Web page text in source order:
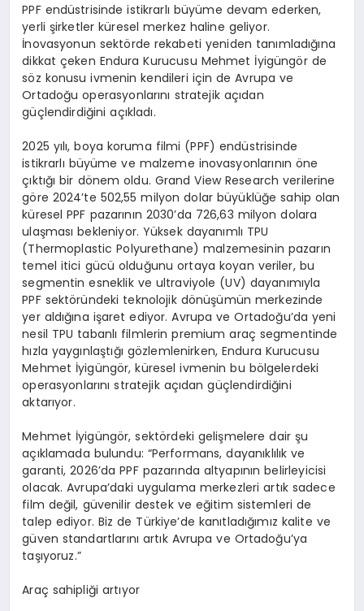
PPF endüstrisinde istikrarlı büyüme devam ederken,
yerli şirketler küresel merkez haline geliyor.
İnovasyonun sektörde rekabeti yeniden tanımladığına
dikkatçeken Endura Kurucusu Mehmet İyigüngör de
söz konusu ivmenin kendileri için de Avrupa ve
Ortadoğu operasyonlarını stratejik açıdan
güçlendirdiğini açıkladı.
2025 yılı, boya koruma filmi (PPF) endüstrisinde
istikrarlı büyüme ve malzeme inovasyonlarının öne
çıktığıbir dönem oldu. Grand View Research verilerine
göre 2024’te 502,55 milyon dolar büyüklüğe sahip olan
küresel PPF pazarının 2030’da 726,63 milyon dolara
ulaşmasıbekleniyor. Yüksek dayanımlı TPU
(Thermoplastic Polyurethane) malzemesinin pazarın
temel itici gücüolduğunu ortaya koyan veriler, bu
segmentin esneklik ve ultraviyole (UV) dayanımıyla
PPF sektöründeki teknolojik dönüşümün merkezinde
yer aldığına işaret ediyor. Avrupa ve Ortadoğu’da yeni
nesil TPU tabanlı filmlerin premium araç segmentinde
hızla yaygınlaştığı gözlemlenirken, Endura Kurucusu
Mehmet İyigüngör, küresel ivmenin bu bölgelerdeki
operasyonlarınıstratejik açıdan güçlendirdiğini
aktarıyor.
Mehmet İyigüngör, sektördeki gelişmelere dair şu
açıklamada bulundu: “Performans, dayanıklılık ve
garanti, 2026’da PPF pazarında altyapının belirleyicisi
olacak. Avrupa’daki uygulama merkezleri artık sadece
film değil, güvenilir destek ve eğitim sistemleri de
talep ediyor. Biz de Türkiye’de kanıtladığımız kalite ve
güven standartlarını artık Avrupa ve Ortadoğu’ya
taşıyoruz.”
Araç sahipliği artıyor